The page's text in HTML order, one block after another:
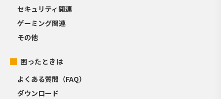
セキュリティ関連
ゲーミング関連
その他
困ったときは
よくある質問（FAQ）
ダウンロード